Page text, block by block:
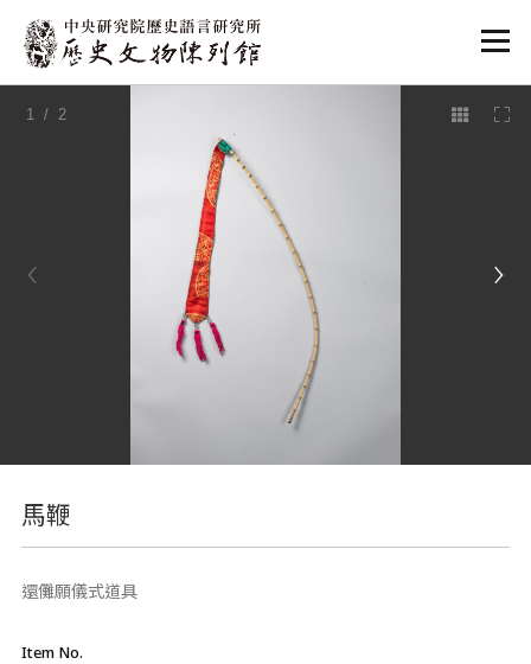
:::
1 / 2
馬鞭
還儺願儀式道具
Item No.